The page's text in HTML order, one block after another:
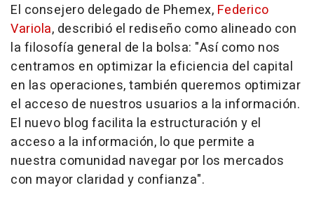
El consejero delegado de Phemex, Federico
Variola, describió el rediseño como alineado con
la filosofía general de la bolsa: "Así como nos
centramos en optimizar la eficiencia del capital
en las operaciones, también queremos optimizar
el acceso de nuestros usuarios a la información.
El nuevo blog facilita la estructuración y el
acceso a la información, lo que permite a
nuestra comunidad navegar por los mercados
con mayor claridad y confianza".